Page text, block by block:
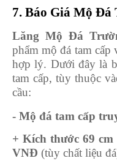
7. Báo Giá Mộ Đá
Lăng Mộ Đá
phẩm mộ đá tam cấp
hợp lý. Dưới đây là
tam cấp, tùy thuộc
cầu:
- Mộ đá tam cấp
+ Kích thước 69 cm
VNĐ (tùy chất liệu